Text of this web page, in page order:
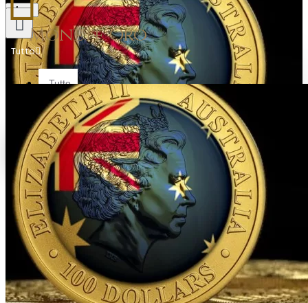
Menu
Tutto
Tutto
Lingotti in Oro
Monete Oro
Tutti i Prodotti
Il carrello è vuoto!
Monete Oro